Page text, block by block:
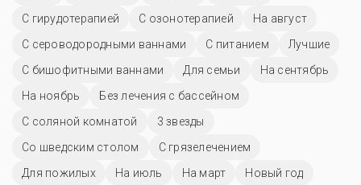
С гирудотерапией
С озонотерапией
На август
С сероводородными ваннами
С питанием
Лучшие
С бишофитными ваннами
Для семьи
На сентябрь
На ноябрь
Без лечения с бассейном
С соляной комнатой
3 звезды
Со шведским столом
С грязелечением
Для пожилых
На июль На март
Новый год